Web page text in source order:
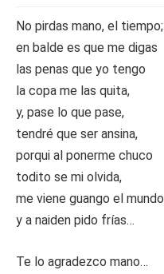
No pirdas mano, el tiempo;
en balde es que me digas
las penas que yo tengo
la copa me las quita,
y, pase lo que pase,
tendré que ser ansina,
porqui al ponerme chuco
todito se mi olvida,
me viene guango el mundo
y a naiden pido frías…
Te lo agradezco mano…